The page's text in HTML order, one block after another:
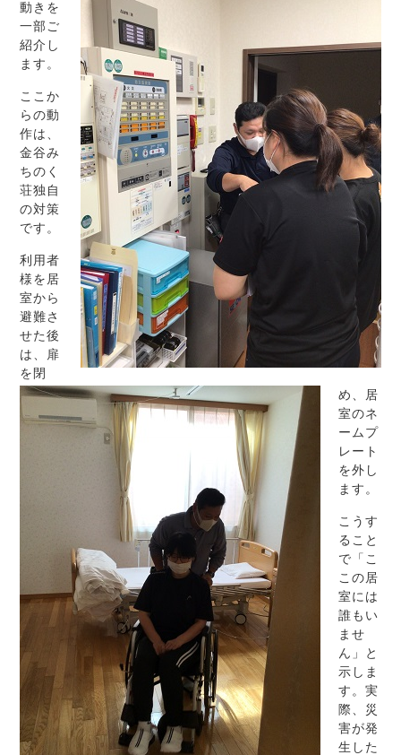
動きを
一部ご
紹介し
ます。
ここか
らの動
作は、
金谷み
ちのく
荘独自
の対策
です。
利用者
様を居
室から
避難さ
せた後
は、扉
を閉
め、居
室のネ
ームプ
レート
を外し
ます。
こうす
ること
で「こ
この居
室には
誰もい
ませ
ん」と
示しま
す。実
際、災
害が発
生した